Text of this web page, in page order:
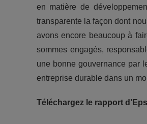
en matière de
transparente la façon dont
avons encore beaucoup à
sommes engagés,
une bonne gouvernance par
entreprise durable dans un
Téléchargez le rapport